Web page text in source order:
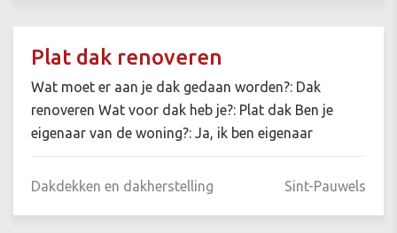
Plat dak renoveren
Wat moet er aan je dak gedaan worden?: Dak
renoveren Wat voor dak heb je?: Plat dak Ben je
eigenaar van de woning?: Ja, ik ben eigenaar
Dakdekken en dakherstelling Sint-Pauwels